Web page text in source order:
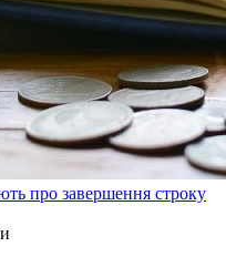
про завершення строку